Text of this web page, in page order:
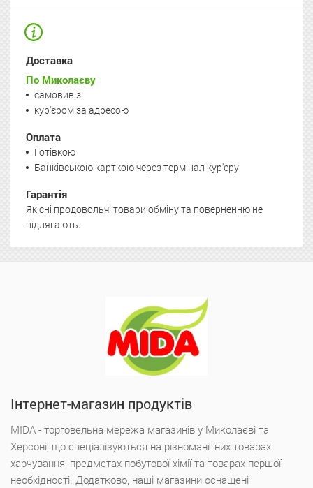
Доставка
По Миколаєву
самовивіз
кур'єром за адресою
Оплата
Готівкою
Банківською карткою через термінал кур'єру
Гарантія
Якісні продовольчі товари обміну та поверненню не
підлягають.
Інтернет-магазин продуктів
MIDA - торговельна мережа магазинів у Миколаєві та
Херсоні, що спеціалізуються на різноманітних товарах
харчування, предметах побутової хімії та товарах першої
необхідності. Додатково, наші магазини оснащені